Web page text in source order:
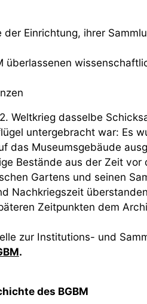
der Einrichtung, ihrer
überlassenen
Weltkrieg dasselbe
untergebracht war: Es
das Museumsgebäude
Bestände aus der Zeit
Gartens und seinen
Nachkriegszeit
Zeitpunkten dem
zur Institutions- und
.
des BGBM